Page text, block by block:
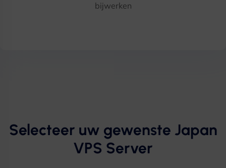
bijwerken
Selecteer uw gewenste Japan
VPS Server​